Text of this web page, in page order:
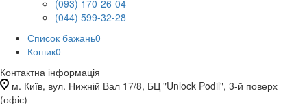
(093) 170-26-04
(044) 599-32-28
Список бажань0
Кошик0
Контактна інформація
м. Київ, вул. Нижній Вал 17/8, БЦ "Unlock Podil", 3-й поверх
(офіс)